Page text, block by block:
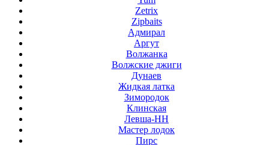
Zetrix
Zipbaits
Адмирал
Аргут
Волжанка
Волжские джиги
Дунаев
Жидкая латка
Зимородок
Клинская
Левша-НН
Мастер лодок
Пирс